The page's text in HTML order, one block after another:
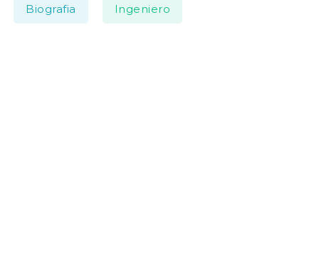
Biografia Ingeniero